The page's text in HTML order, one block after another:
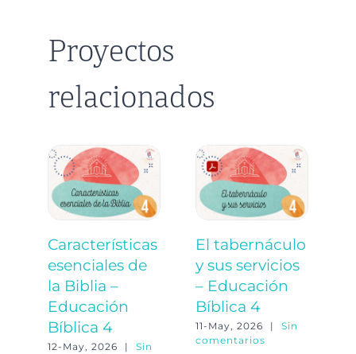
Proyectos
relacionados
Características
esenciales de
la Biblia –
Educación
Bíblica 4
12-May, 2026 |
Sin
El tabernáculo
y sus servicios
– Educación
Bíblica 4
11-May, 2026 |
Sin
comentarios